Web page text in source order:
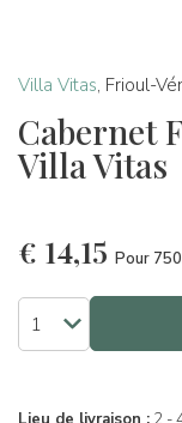
Villa Vitas, Frioul-
Cabernet
Villa Vitas
€ 14,15 Pour